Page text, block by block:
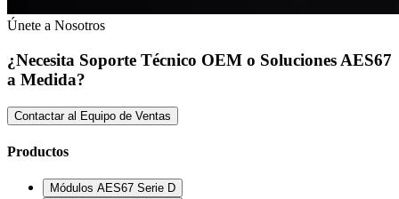
Únete a Nosotros
¿Necesita Soporte Técnico OEM o Soluciones AES67
a Medida?
Contactar al Equipo de Ventas
Productos
Módulos AES67 Serie D